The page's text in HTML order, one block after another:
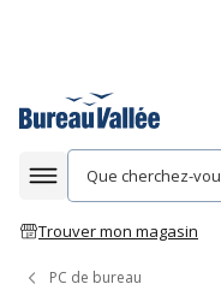
Afficher la
Trouver mon magasin
PC de bureau